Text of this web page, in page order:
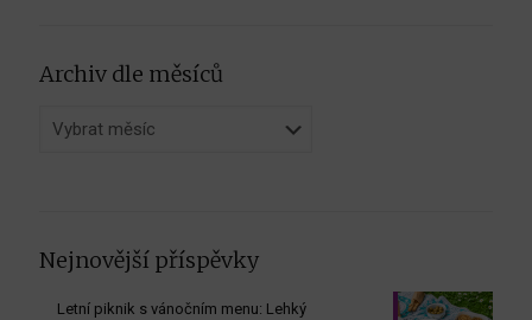
Archiv dle měsíců
dle
Nejnovější příspěvky
Letní piknik s vánočním menu: Lehký